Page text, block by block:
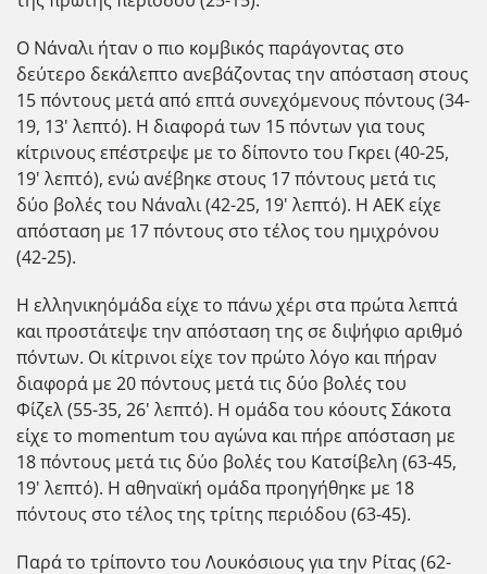
Ο Νάναλι ήταν ο πιο κομβικός παράγοντας στο
δεύτερο δεκάλεπτο ανεβάζοντας την απόσταση στους
15 πόντους μετά από επτά συνεχόμενους πόντους (34-
19, 13' λεπτό). Η διαφορά των 15 πόντων για τους
κίτρινους επέστρεψε με το δίποντο του Γκρει (40-25,
19' λεπτό), ενώ ανέβηκε στους 17 πόντους μετά τις
δύο βολές του Νάναλι (42-25, 19' λεπτό). Η ΑΕΚ είχε
απόσταση με 17 πόντους στο τέλος του ημιχρόνου
(42-25).
Η ελληνικη΄ομάδα είχε το πάνω χέρι στα πρώτα λεπτά
και προστάτεψε την απόσταση της σε διψήφιο αριθμό
πόντων. Οι κίτρινοι είχε τον πρώτο λόγο και πήραν
διαφορά με 20 πόντους μετά τις δύο βολές του
Φίζελ (55-35, 26' λεπτό). Η ομάδα του κόουτς Σάκοτα
είχε το momentum του αγώνα και πήρε απόσταση με
18 πόντους μετά τις δύο βολές του Κατσίβελη (63-45,
19' λεπτό). Η αθηναϊκή ομάδα προηγήθηκε με 18
πόντους στο τέλος της τρίτης περιόδου (63-45).
Παρά το τρίποντο του Λουκόσιους για την Ρίτας (62-